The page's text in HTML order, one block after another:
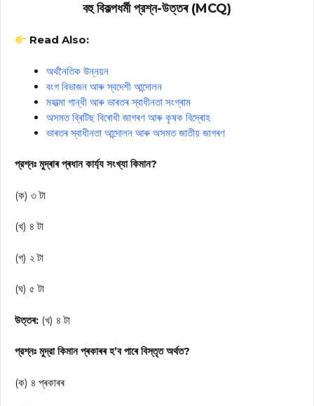
বহু বিকল্পধর্মী প্রশ্ন-উত্তৰ (MCQ)
Read Also:
অৰ্থনৈতিক উন্নয়ন
বংগ বিভাজন আৰু স্বদেশী আন্দোলন
মহাত্মা গান্ধী আৰু ভাৰতৰ স্বাধীনতা সংগ্ৰাম
অসমত ব্ৰিটিছ বিৰোধী জাগৰণ আৰু কৃষক বিদ্ৰোহ
ভাৰতৰ স্বাধীনতা আন্দোলন আৰু অসমত জাতীয় জাগৰণ
প্রশ্নঃ মুদ্ৰাৰ প্ৰধান কাৰ্য্য সংখ্যা কিমান?
(ক) ৩ টা
(খ) ৪ টা
(গ) ২ টা
(ঘ) ৫ টা
উত্তৰ: (খ) ৪ টা
প্রশ্নঃ মুদ্রা কিমান প্ৰকাৰৰ হ’ব পাৰে বিস্তৃত অর্থত?
(ক) ৪ প্ৰকাৰৰ